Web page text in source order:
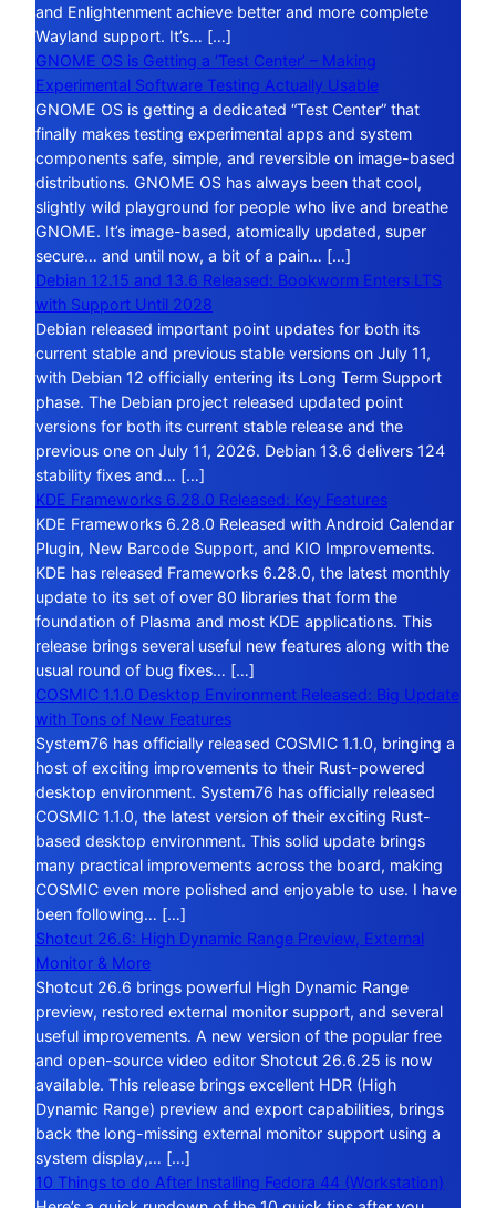
and Enlightenment achieve better and more complete
Wayland support. It’s… […]
GNOME OS is Getting a ‘Test Center’ – Making
Experimental Software Testing Actually Usable
GNOME OS is getting a dedicated “Test Center” that
finally makes testing experimental apps and system
components safe, simple, and reversible on image-based
distributions. GNOME OS has always been that cool,
slightly wild playground for people who live and breathe
GNOME. It’s image-based, atomically updated, super
secure… and until now, a bit of a pain… […]
Debian 12.15 and 13.6 Released: Bookworm Enters LTS
with Support Until 2028
Debian released important point updates for both its
current stable and previous stable versions on July 11,
with Debian 12 officially entering its Long Term Support
phase. The Debian project released updated point
versions for both its current stable release and the
previous one on July 11, 2026. Debian 13.6 delivers 124
stability fixes and… […]
KDE Frameworks 6.28.0 Released: Key Features
KDE Frameworks 6.28.0 Released with Android Calendar
Plugin, New Barcode Support, and KIO Improvements.
KDE has released Frameworks 6.28.0, the latest monthly
update to its set of over 80 libraries that form the
foundation of Plasma and most KDE applications. This
release brings several useful new features along with the
usual round of bug fixes… […]
COSMIC 1.1.0 Desktop Environment Released: Big Update
with Tons of New Features
System76 has officially released COSMIC 1.1.0, bringing a
host of exciting improvements to their Rust-powered
desktop environment. System76 has officially released
COSMIC 1.1.0, the latest version of their exciting Rust-
based desktop environment. This solid update brings
many practical improvements across the board, making
COSMIC even more polished and enjoyable to use. I have
been following… […]
Shotcut 26.6: High Dynamic Range Preview, External
Monitor & More
Shotcut 26.6 brings powerful High Dynamic Range
preview, restored external monitor support, and several
useful improvements. A new version of the popular free
and open-source video editor Shotcut 26.6.25 is now
available. This release brings excellent HDR (High
Dynamic Range) preview and export capabilities, brings
back the long-missing external monitor support using a
system display,… […]
10 Things to do After Installing Fedora 44 (Workstation)